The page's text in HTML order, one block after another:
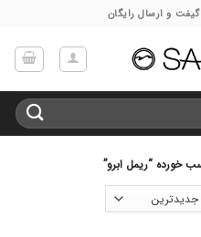
خورده “ریمل ابرو”